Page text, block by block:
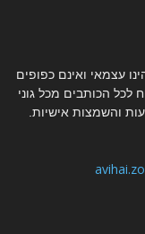
עצמאי ואינם כפופים
לכל הכותבים מכל גוני
והשמצות אישיות.